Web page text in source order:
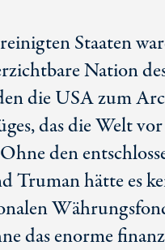
Staaten
Nation
die USA zum
das die Welt
den
Truman hätte es
das enorme